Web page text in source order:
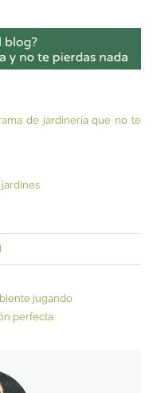
de jardinería que no te
jugando
perfecta